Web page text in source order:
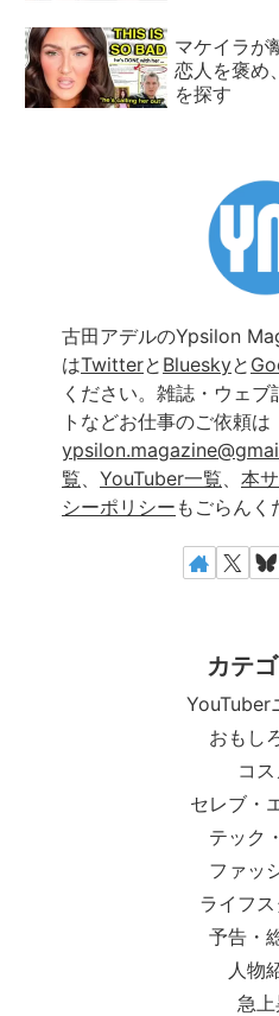
マケイラが
恋人を褒
を探す
古田アデルのYpsilon
はTwitterと Blueskyと
ください。雑誌・ウェ
トなどお仕事のご依頼は
覧、 YouTuber一覧、 本
シーポリシー もごらんく
カテ
YouTuber
おもし
コス
セレブ・
テック
ファッ
ライフ
予告・
人物
急